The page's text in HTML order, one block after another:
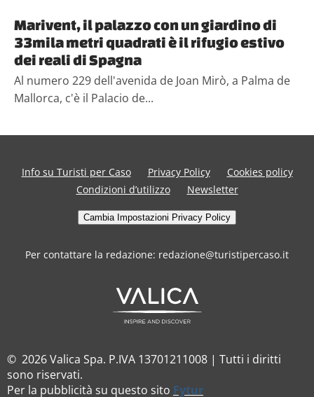
Marivent, il palazzo con un giardino di
33mila metri quadrati è il rifugio estivo
dei reali di Spagna
Al numero 229 dell'avenida de Joan Mirò, a Palma de
Mallorca, c'è il Palacio de...
Info su Turisti per Caso Privacy Policy
Cookies policy
Condizioni d’utilizzo
Newsletter
Cambia Impostazioni Privacy Policy
Per contattare la redazione: redazione@turistipercaso.it
© 2026 Valica Spa. P.IVA 13701211008 | Tutti i diritti
sono riservati.
Per la pubblicità su questo sito Fytur